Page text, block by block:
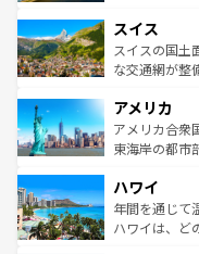
れる地方に足
を参照してほ
は、お酒好きな人
ドイツ情報は
リアごとに異
ティー、ビー
戦など、本場
ンツ一覧を参
スイス
スイスの国土
な交通網が整
の建物がその
博物館もあり
ことができる
ば市内交通費無
着のスイス情
アメリカ
アメリカ合衆
東海岸の都市
のような巨大
ンメントが詰
西部には大自
ハワイ
年間を通じて
ハワイは、ど